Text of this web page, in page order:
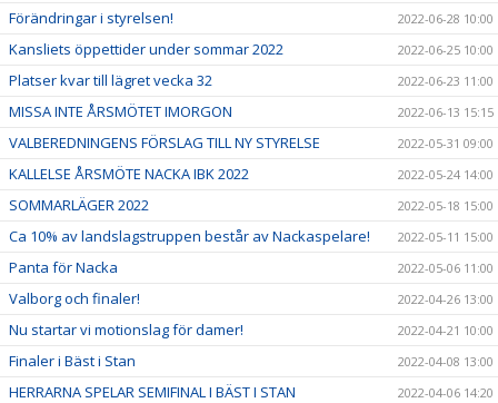
Förändringar i styrelsen! 2022-06-28 10:00
Kansliets öppettider under sommar 2022 2022-06-25 10:00
Platser kvar till lägret vecka 32 2022-06-23 11:00
MISSA INTE ÅRSMÖTET IMORGON 2022-06-13 15:15
VALBEREDNINGENS FÖRSLAG TILL NY STYRELSE 2022-05-31 09:00
KALLELSE ÅRSMÖTE NACKA IBK 2022 2022-05-24 14:00
SOMMARLÄGER 2022 2022-05-18 15:00
Ca 10% av landslagstruppen består av Nackaspelare! 2022-05-11 15:00
Panta för Nacka 2022-05-06 11:00
Valborg och finaler! 2022-04-26 13:00
Nu startar vi motionslag för damer! 2022-04-21 10:00
Finaler i Bäst i Stan 2022-04-08 13:00
HERRARNA SPELAR SEMIFINAL I BÄST I STAN 2022-04-06 14:20